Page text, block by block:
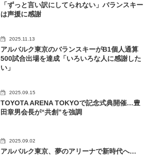
「ずっと言い訳にしてられない」バランスキー
は声援に感謝
2025.11.13
アルバルク東京のバランスキーがB1個人通算
500試合出場を達成「いろいろな人に感謝した
い」
2025.09.15
TOYOTA ARENA TOKYOで記念式典開催…豊
田章男会長が“共創”を強調
2025.09.02
アルバルク東京、夢のアリーナで新時代へ…